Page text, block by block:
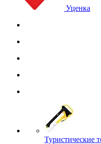
Уценка
Туристические